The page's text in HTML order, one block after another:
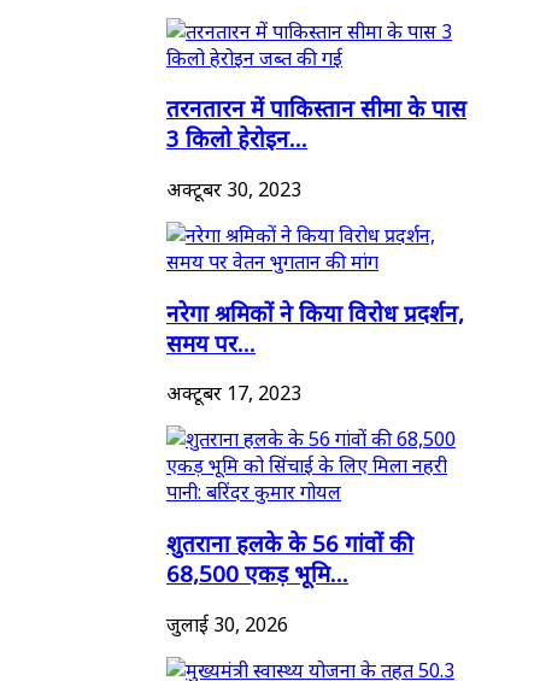
तरनतारन में पाकिस्तान सीमा के पास
3 किलो हेरोइन...
अक्टूबर 30, 2023
नरेगा श्रमिकों ने किया विरोध प्रदर्शन,
समय पर...
अक्टूबर 17, 2023
शुतराना हलके के 56 गांवों की
68,500 एकड़ भूमि...
जुलाई 30, 2026